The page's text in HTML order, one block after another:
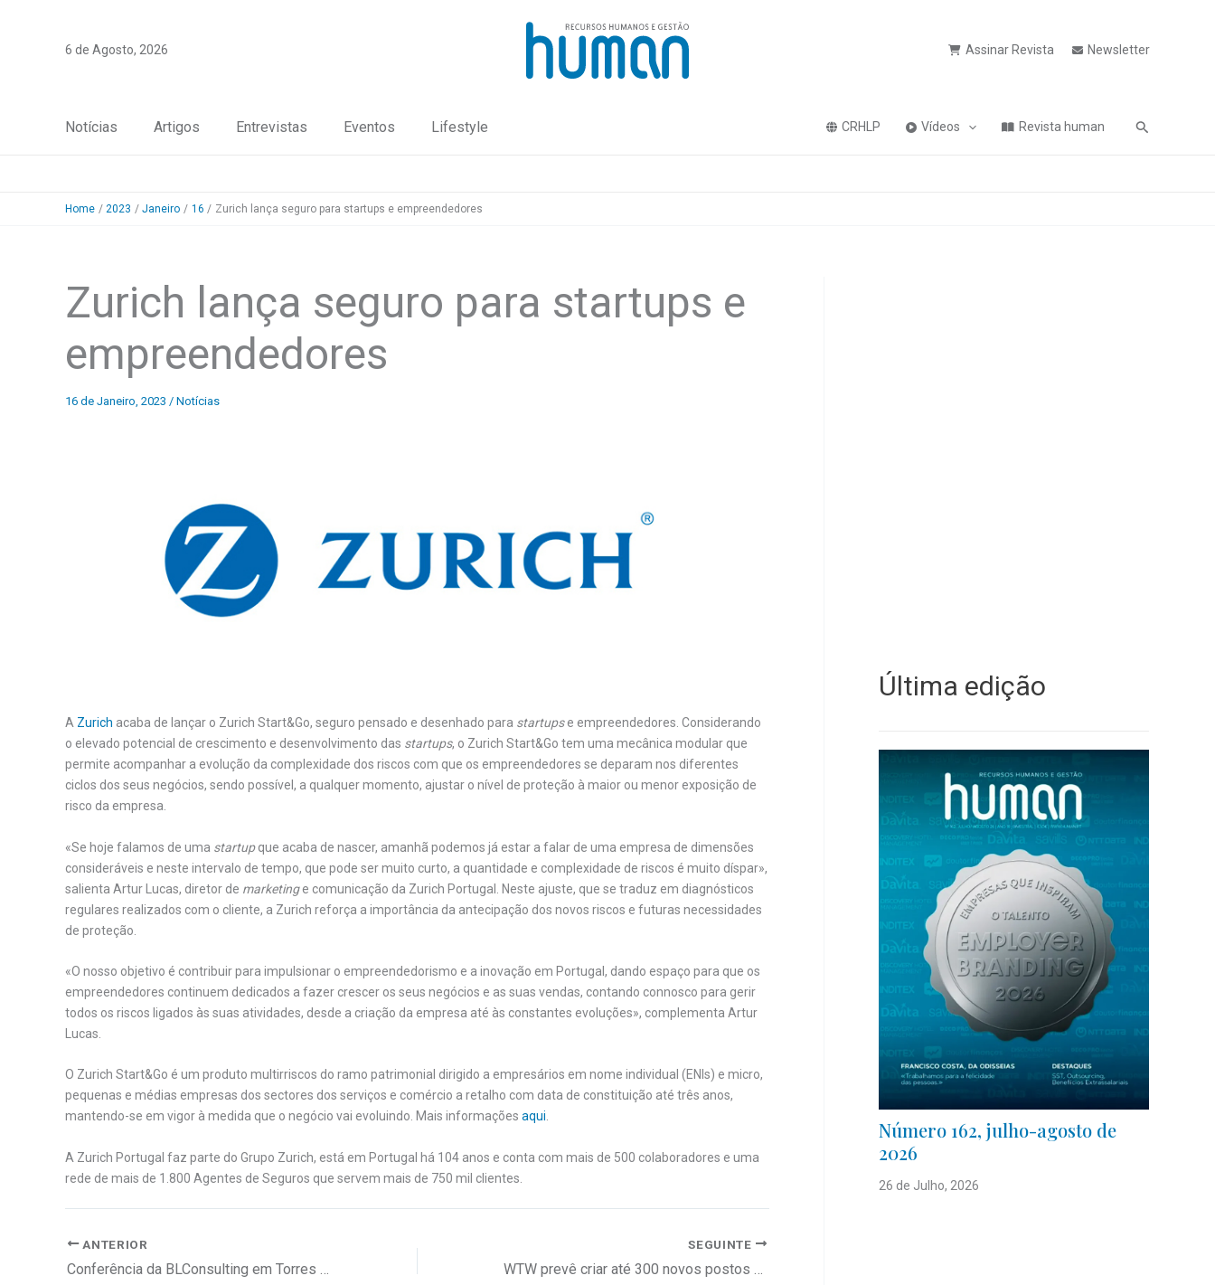
6 de Agosto, 2026 Assinar Revista Newsletter
Notícias Artigos Entrevistas Eventos Lifestyle CRHLP Vídeos Revista human Pesquisa
Home 2023 Janeiro 16 Zurich lança seguro para startups e empreendedores
Zurich lança seguro para startups e
empreendedores
16 de Janeiro, 2023 / Notícias
A Zurich acaba de lançar o Zurich Start&Go, seguro pensado e desenhado para startupse empreendedores. Considerando
o elevado potencial de crescimento e desenvolvimento das startups, o Zurich Start&Go tem uma mecânica modular que
permite acompanhar a evolução da complexidade dos riscos com que os empreendedores se deparam nos diferentes
ciclos dos seus negócios, sendo possível, a qualquer momento, ajustar o nível de proteção à maior ou menor exposição de
risco da empresa.
«Se hoje falamos de uma startupque acaba de nascer, amanhã podemos já estar a falar de uma empresa de dimensões
consideráveis e neste intervalo de tempo, que pode ser muito curto, a quantidade e complexidade de riscos é muito díspar»,
salienta Artur Lucas, diretor de marketinge comunicação da Zurich Portugal. Neste ajuste, que se traduz em diagnósticos
regulares realizados com o cliente, a Zurich reforça a importância da antecipação dos novos riscos e futuras necessidades
de proteção.
«O nosso objetivo é contribuir para impulsionar o empreendedorismo e a inovação em Portugal, dando espaço para que os
empreendedores continuem dedicados a fazer crescer os seus negócios e as suas vendas, contando connosco para gerir
todos os riscos ligados às suas atividades, desde a criação da empresa até às constantes evoluções», complementa Artur
Lucas.
O Zurich Start&Go é um produto multirriscos do ramo patrimonial dirigido a empresários em nome individual (ENIs) e micro,
pequenas e médias empresas dos sectores dos serviços e comércio a retalho com data de constituição até três anos,
mantendo-se em vigor à medida que o negócio vai evoluindo. Mais informações aqui.
A Zurich Portugal faz parte do Grupo Zurich, está em Portugal há 104 anos e conta com mais de 500 colaboradores e uma
rede de mais de 1.800 Agentes de Seguros que servem mais de 750 mil clientes.
ANTERIOR
Conferência da BLConsulting em Torres Vedras
SEGUINTE
WTW prevê criar até 300 novos postos de trabalho em Lisboa
Última edição
Número 162, julho-agosto de
2026
26 de Julho, 2026